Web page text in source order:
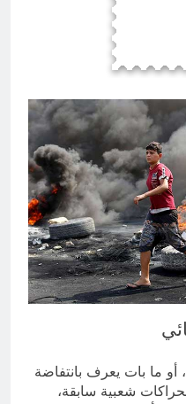
أو ما بات يعرف بانتفاضة
شعبية سابقة،